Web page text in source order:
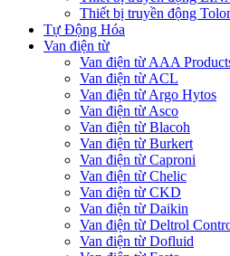
Thiết bị truyền động
Tự Động Hóa
Van điện từ
Van điện từ AAA
Van điện từ ACL
Van điện từ Argo Hytos
Van điện từ Asco
Van điện từ Blacoh
Van điện từ Burkert
Van điện từ Caproni
Van điện từ Chelic
Van điện từ CKD
Van điện từ Daikin
Van điện từ Deltrol
Van điện từ Dofluid